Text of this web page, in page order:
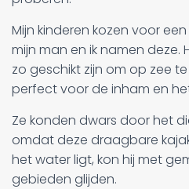
Mijn kinderen kozen voor
mijn man en ik namen deze.
zo geschikt zijn om op zee
perfect voor de inham en
Ze konden dwars door het
omdat deze draagbare
het water ligt, kon hij met
gebieden glijden.